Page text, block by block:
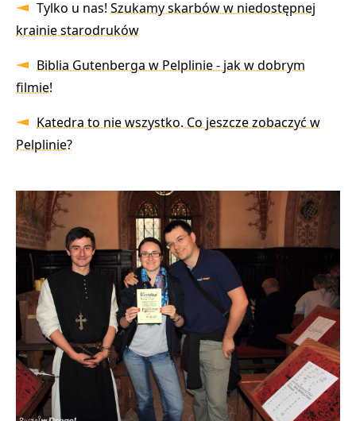
Tylko u nas! Szukamy skarbów w niedostępnej
krainie starodruków
Biblia Gutenberga w Pelplinie - jak w dobrym
filmie!
Katedra to nie wszystko. Co jeszcze zobaczyć w
Pelplinie?